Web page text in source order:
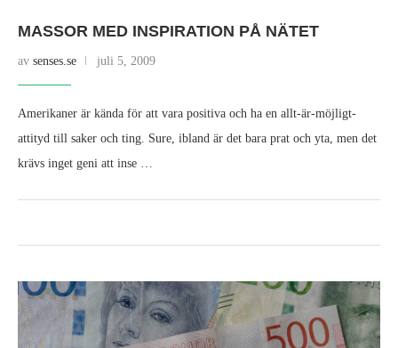
MASSOR MED INSPIRATION PÅ NÄTET
av senses.se juli 5, 2009
Amerikaner är kända för att vara positiva och ha en allt-är-möjligt-
attityd till saker och ting. Sure, ibland är det bara prat och yta, men det
krävs inget geni att inse …